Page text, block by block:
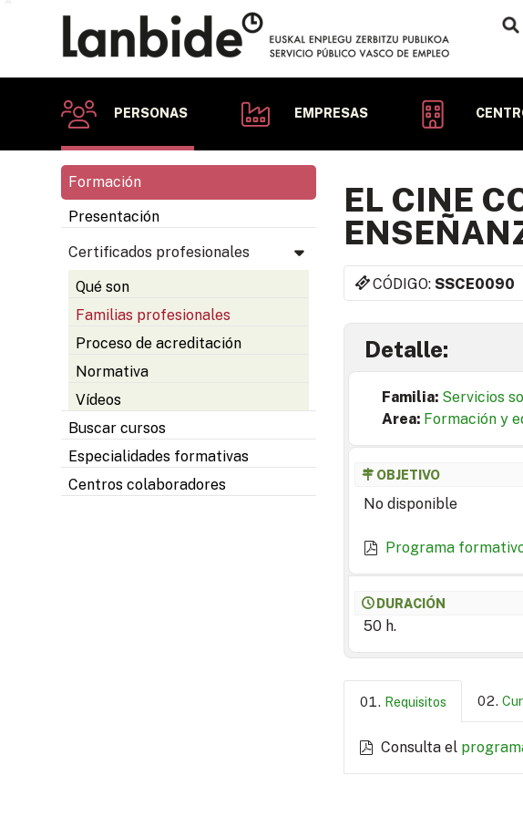
PERSONAS EMPRESAS
Formación
Presentación
Certificados profesionales
Qué son
Familias profesionales
Proceso de acreditación
Normativa
Vídeos
Buscar cursos
Especialidades formativas
Centros colaboradores
EL CINE
CÓDIGO:SSCE0090
Detalle:
Familia: Servicios
Area: Formación y
OBJETIVO
No disponible
Programa
DURACIÓN
50 h.
Requisitos
Consulta el